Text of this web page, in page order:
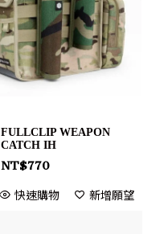
FULLCLIP WEAPON
CATCH IH
NT$770
快速購物 新增願望